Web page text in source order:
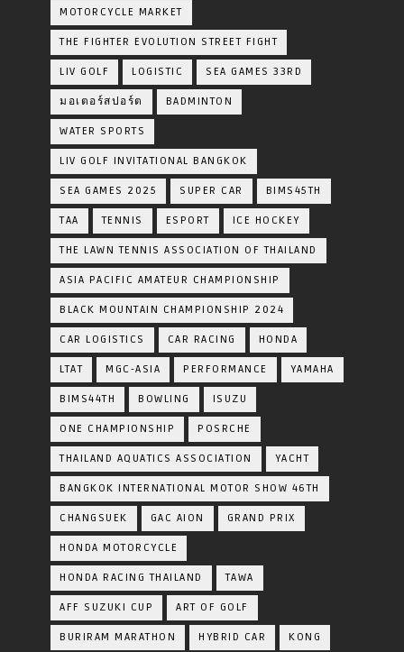
MOTORCYCLE MARKET
THE FIGHTER EVOLUTION STREET FIGHT
LIV GOLF LOGISTIC SEA GAMES 33RD
มอเตอร์สปอร์ต BADMINTON
WATER SPORTS
LIV GOLF INVITATIONAL BANGKOK
SEA GAMES 2025 SUPER CAR BIMS45TH
TAA TENNIS ESPORT ICE HOCKEY
THE LAWN TENNIS ASSOCIATION OF THAILAND
ASIA PACIFIC AMATEUR CHAMPIONSHIP
BLACK MOUNTAIN CHAMPIONSHIP 2024
CAR LOGISTICS CAR RACING HONDA
LTAT MGC-ASIA PERFORMANCE YAMAHA
BIMS44TH BOWLING ISUZU
ONE CHAMPIONSHIP POSRCHE
THAILAND AQUATICS ASSOCIATION YACHT
BANGKOK INTERNATIONAL MOTOR SHOW 46TH
CHANGSUEK GAC AION GRAND PRIX
HONDA MOTORCYCLE
HONDA RACING THAILAND TAWA
AFF SUZUKI CUP ART OF GOLF
BURIRAM MARATHON HYBRID CAR KONG